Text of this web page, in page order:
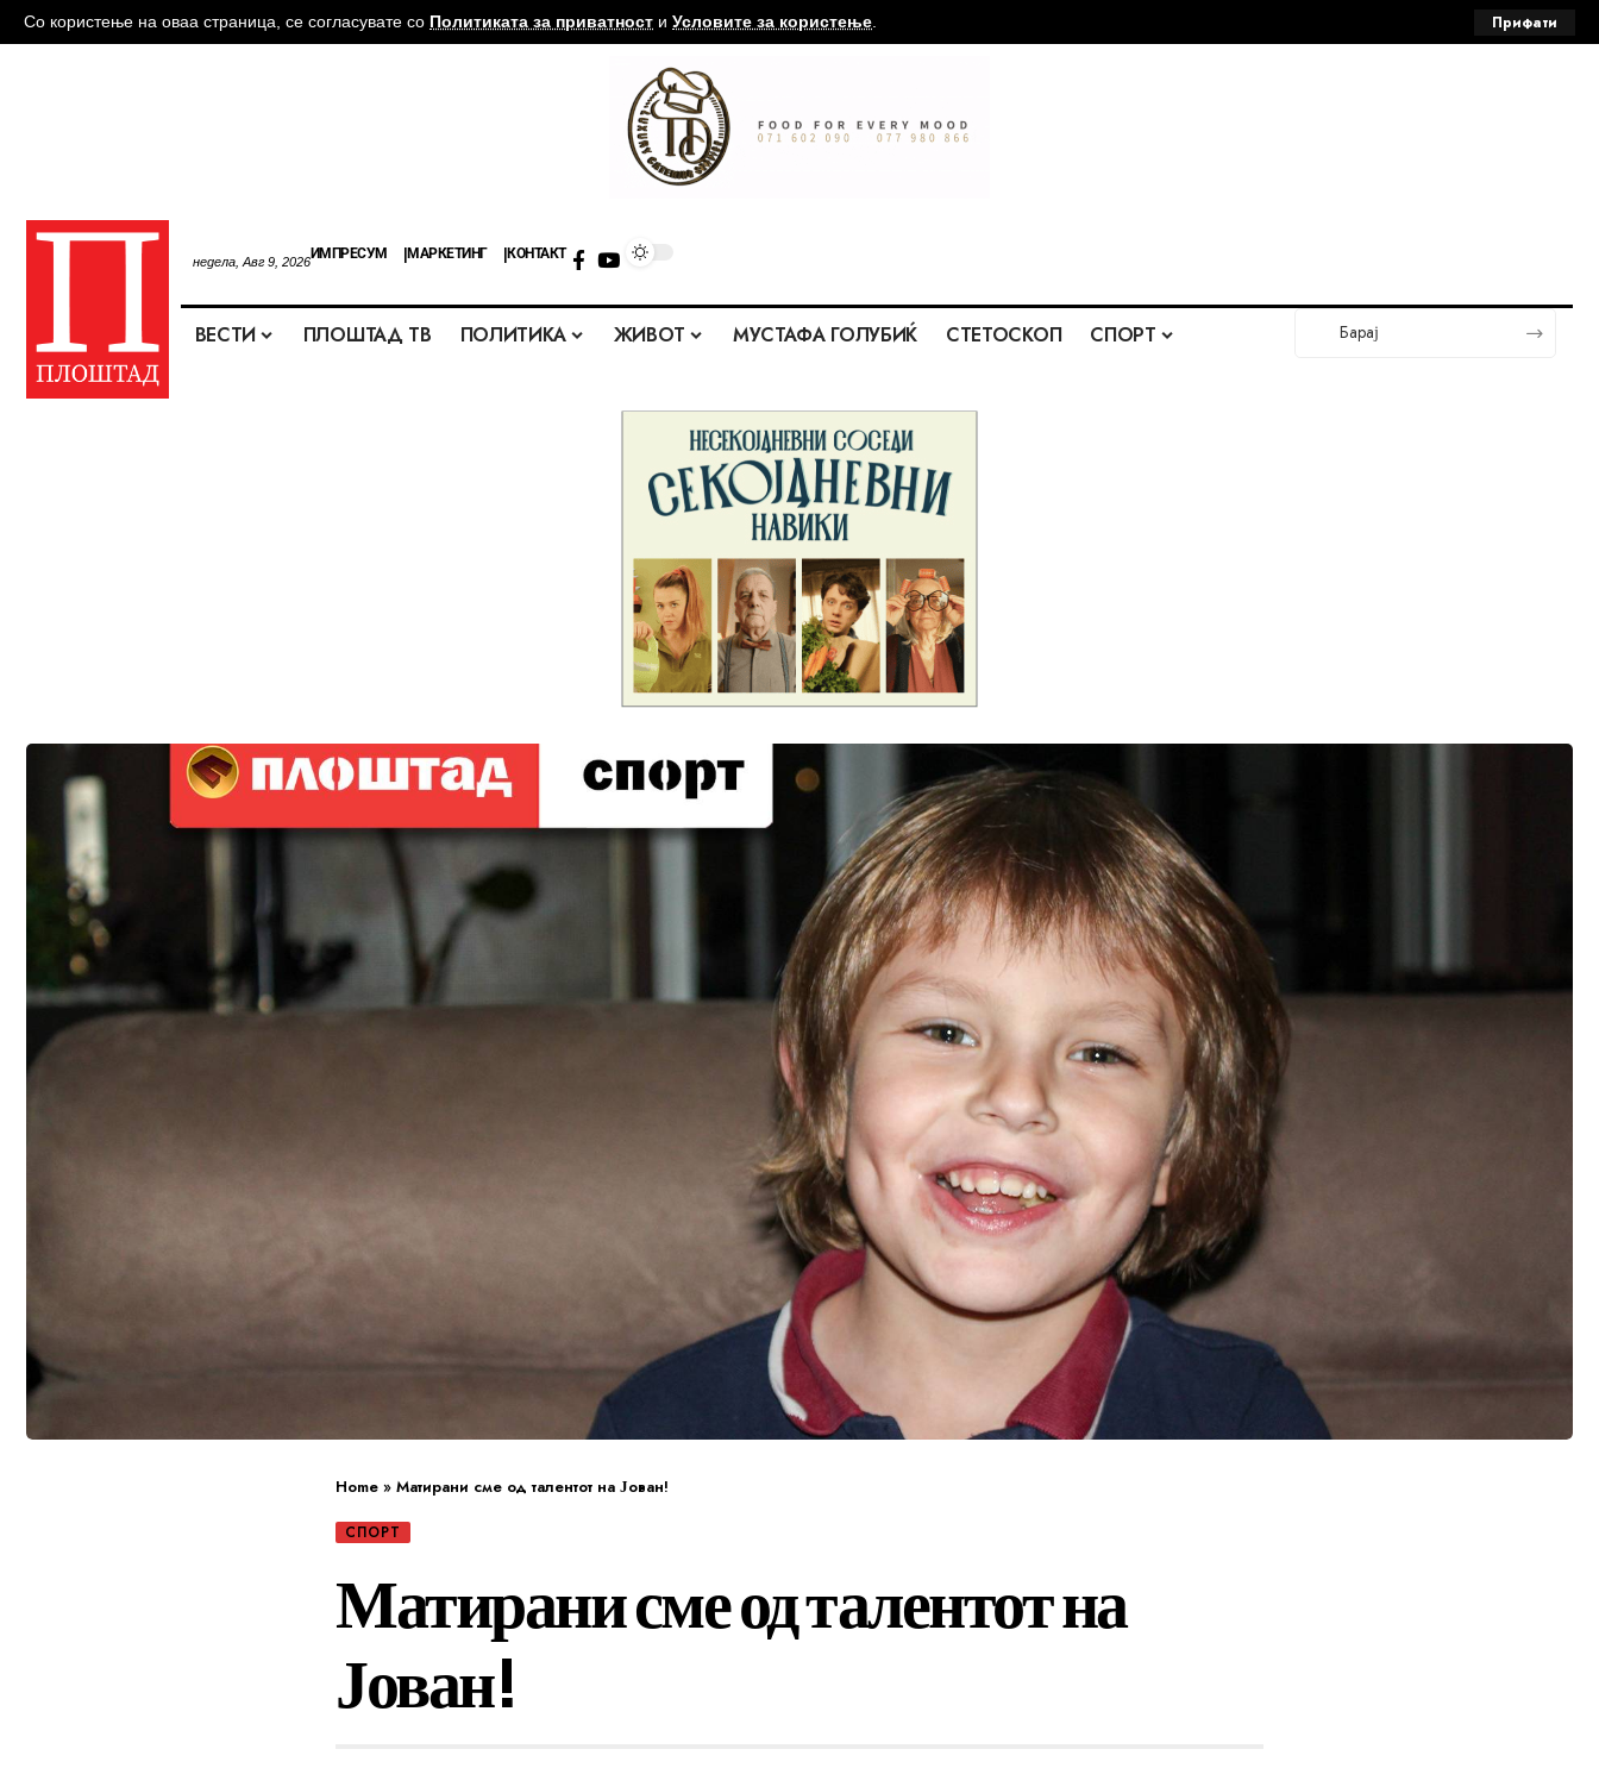
Со користење на оваа страница, се согласувате со Политиката за приватност и Условите за користење. Прифати
недела, Авг 9, 2026ИМПРЕСУМ МАРКЕТИНГ КОНТАКТ
ВЕСТИ ПЛОШТАД ТВ ПОЛИТИКА ЖИВОТ МУСТАФА ГОЛУБИЌ СТЕТОСКОП СПОРТ
Home » Матирани сме од талентот на Јован!
СПОРТ
Матирани сме од талентот на
Јован!